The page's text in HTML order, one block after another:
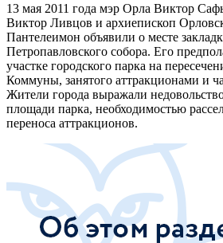
13 мая 2011 года мэр Орла Виктор
Виктор Ливцов и архиепископ
Пантелеимон объявили о месте
Петропавловского собора. Его
участке городского парка на
Коммуны, занятого аттракционами и
Жители города выражали
площади парка, необходимостью
переноса аттракционов.